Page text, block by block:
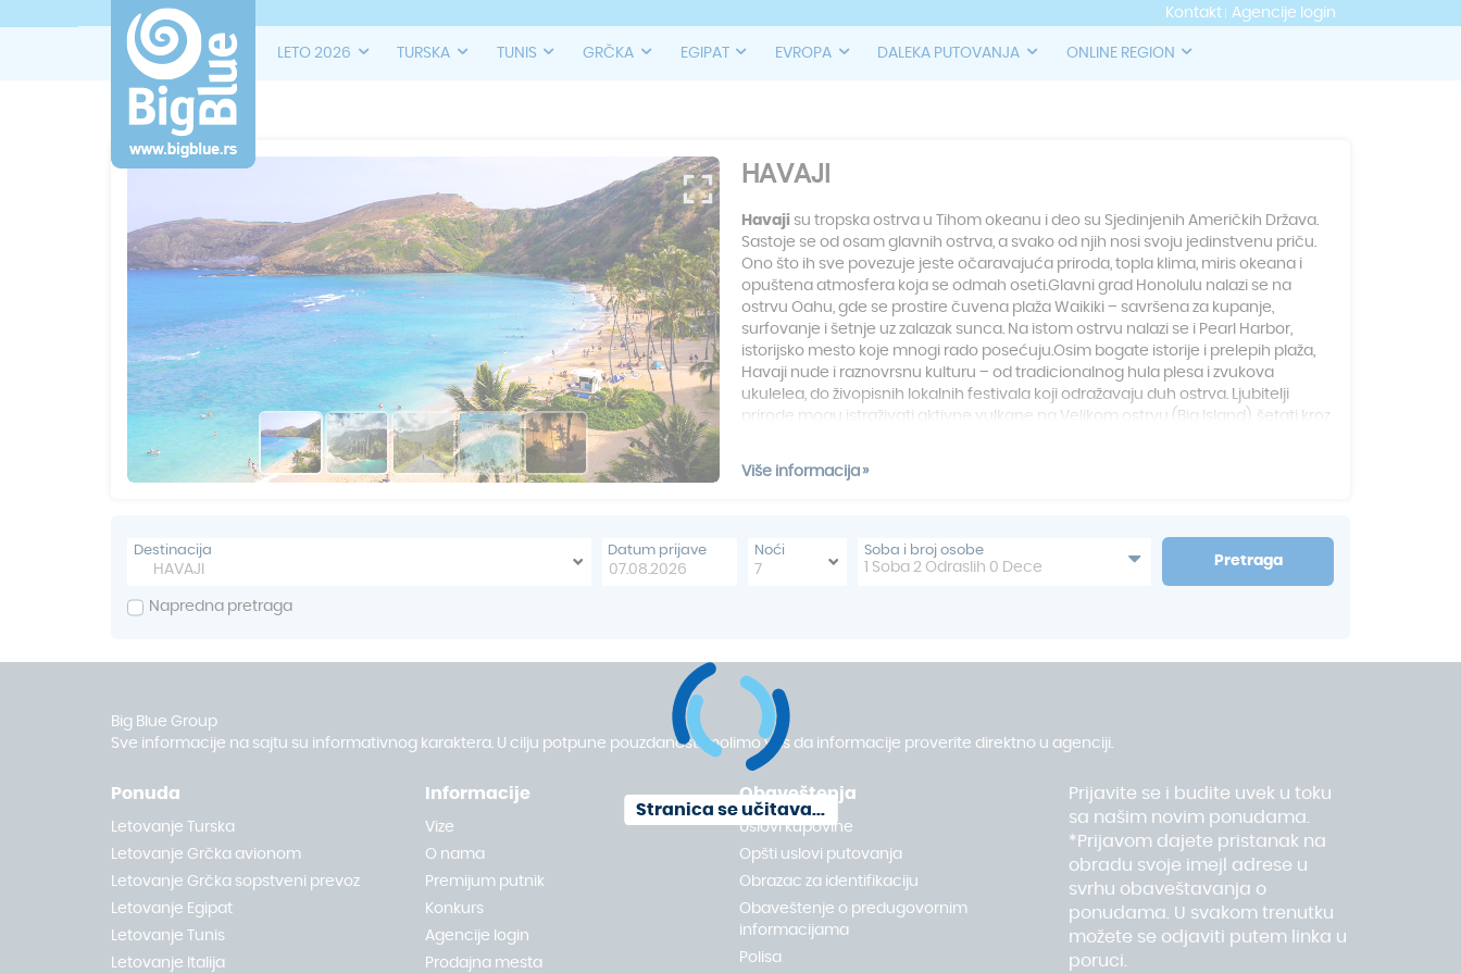
Kontakt Agencije login
LETO 2026 TURSKA TUNIS GRČKA EGIPAT EVROPA DALEKA PUTOVANJA ONLINE REGION
HAVAJI
Havaji su tropska ostrva u Tihom okeanu i deo su Sjedinjenih Američkih Država.
Sastoje se od osam glavnih ostrva, a svako od njih nosi svoju jedinstvenu priču.
Ono što ih sve povezuje jeste očaravajuća priroda, topla klima, miris okeana i
opuštena atmosfera koja se odmah oseti.Glavni grad Honolulu nalazi se na
ostrvu Oahu, gde se prostire čuvena plaža Waikiki – savršena za kupanje,
surfovanje i šetnje uz zalazak sunca. Na istom ostrvu nalazi se i Pearl Harbor,
istorijsko mesto koje mnogi rado posećuju.Osim bogate istorije i prelepih plaža,
Havaji nude i raznovrsnu kulturu – od tradicionalnog hula plesa i zvukova
ukulelea, do živopisnih lokalnih festivala koji odražavaju duh ostrva. Ljubitelji
prirode mogu istraživati aktivne vulkane na Velikom ostrvu (Big Island), šetati kroz
liticama Napali obale na ostrvu Kauai. Bilo da tražite avanturu, odmor na rajskim
plažama ili priliku da upoznate jedinstvenu kulturu i prirodu, Havaji su destinacija
samo mesto – to je doživljaj koji ostaje u srcu.
Više informacija
Destinacija Datum prijave Noći Soba i broj osobe
Soba 2 Odraslih 0 Dece Pretraga
Napredna pretraga
Big Blue Group
Sve informacije na sajtu su informativnog karaktera. U cilju potpune pouzdanosti molimo vas da informacije proverite direktno u agenciji.
Ponuda
Letovanje Turska
Letovanje Grčka avionom
Letovanje Grčka sopstveni prevoz
Letovanje Egipat
Letovanje Tunis
Letovanje Italija
Informacije
Vize
O nama
Premijum putnik
Konkurs
Agencije login
Prodajna mesta
Obaveštenja
Uslovi kupovine
Opšti uslovi putovanja
Obrazac za identifikaciju
Obaveštenje o predugovornim
informacijama
Polisa
Prijavite se i budite uvek u toku
sa našim novim ponudama.
*Prijavom dajete pristanak na
obradu svoje imejl adrese u
svrhu obaveštavanja o
ponudama. U svakom trenutku
možete se odjaviti putem linka u
poruci.
Stranica se učitava...